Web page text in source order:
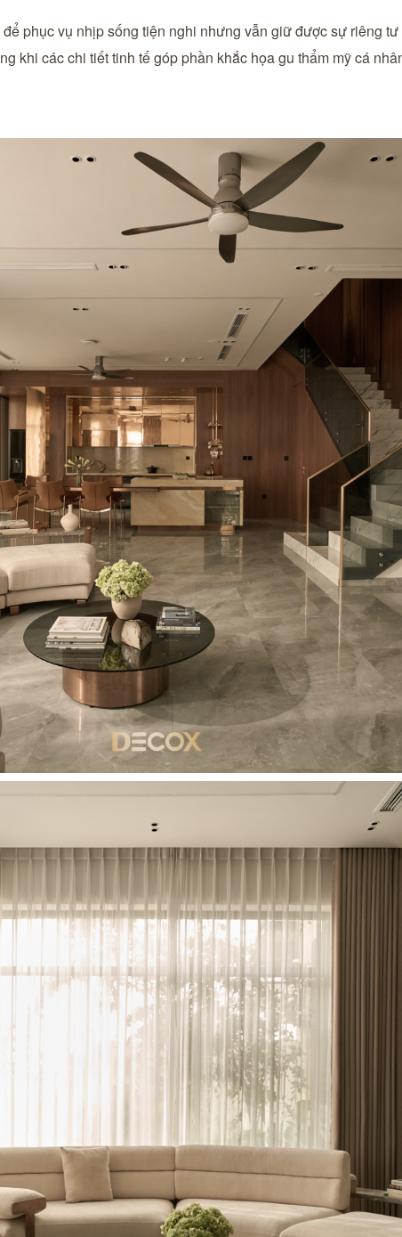
phục vụ nhịp sống tiện nghi nhưng vẫn giữ được sự riêng
khi các chi tiết tinh tế góp phần khắc họa gu thẩm mỹ cá